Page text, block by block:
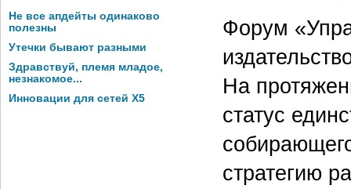
Не все апдейты одинаково
полезны
Утечки бывают разными
Здравствуй, племя младое,
незнакомое...
Инновации для сетей X5
Форум
На
статус
стратегию